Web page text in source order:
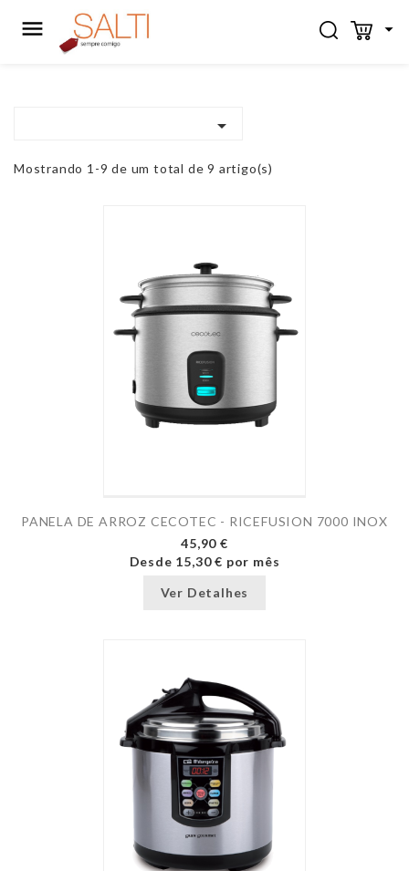
 

Mostrando 1-9 de um total de 9 artigo(s)
PANELA DE ARROZ CECOTEC - RICEFUSION 7000 INOX
45,90 €
Desde 15,30 € por mês
Ver Detalhes